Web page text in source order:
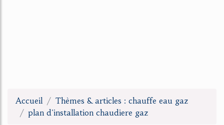
Accueil
Thèmes & articles : chauffe eau gaz
plan d'installation chaudiere gaz